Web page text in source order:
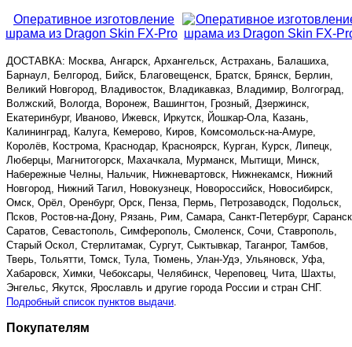
Оперативное изготовление
шрама из Dragon Skin FX-Pro
ДОСТАВКА: Москва, Ангарск, Архангельск, Астрахань, Балашиха,
Барнаул, Белгород, Бийск, Благовещенск, Братск, Брянск, Берлин,
Великий Новгород, Владивосток, Владикавказ, Владимир, Волгоград,
Волжский, Вологда, Воронеж, Вашингтон, Грозный, Дзержинск,
Екатеринбург, Иваново, Ижевск, Иркутск, Йошкар-Ола, Казань,
Калининград, Калуга, Кемерово, Киров, Комсомольск-на-Амуре,
Королёв, Кострома, Краснодар, Красноярск, Курган, Курск, Липецк,
Люберцы, Магнитогорск, Махачкала, Мурманск, Мытищи, Минск,
Набережные Челны, Нальчик, Нижневартовск, Нижнекамск, Нижний
Новгород, Нижний Тагил, Новокузнецк, Новороссийск, Новосибирск,
Омск, Орёл, Оренбург, Орск, Пенза, Пермь, Петрозаводск, Подольск,
Псков, Ростов-на-Дону, Рязань, Рим, Самара, Санкт-Петербург,
Саратов, Севастополь, Симферополь, Смоленск, Сочи, Ставрополь,
Старый Оскол, Стерлитамак, Сургут, Сыктывкар, Таганрог, Тамбов,
Тверь, Тольятти, Томск, Тула, Тюмень, Улан-Удэ, Ульяновск, Уфа,
Хабаровск, Химки, Чебоксары, Челябинск, Череповец, Чита, Шахты,
Энгельс, Якутск, Ярославль и другие города России и стран СНГ.
Подробный список пунктов выдачи.
Покупателям